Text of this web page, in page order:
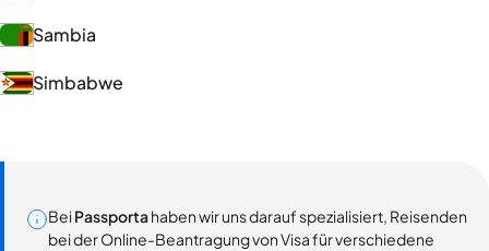
Sambia
Simbabwe
BeiPassportahaben wir uns darauf spezialisiert, Reisenden
bei der Online-Beantragung von Visa für verschiedene